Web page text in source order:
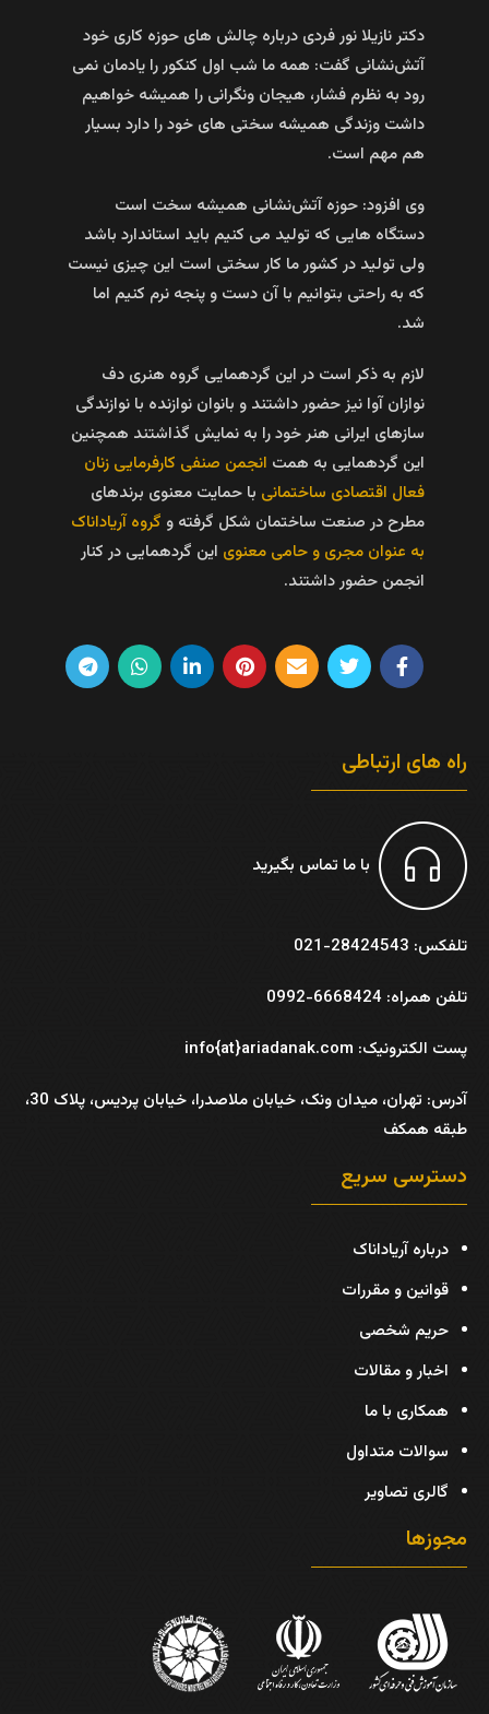
دکتر نازیلا نور فردی درباره چالش های حوزه کاری خود
آتش‌نشانی گفت: همه ما شب اول کنکور را یادمان نمی
رود به نظرم فشار، هیجان ونگرانی را همیشه خواهیم
داشت وزندگی همیشه سختی های خود را دارد بسیار
هم مهم است.
وی افزود: حوزه آتش‌نشانی همیشه سخت است
دستگاه‌ هایی که تولید می کنیم باید استاندارد باشد
ولی تولید در کشور ما کار سختی است این چیزی نیست
که به راحتی بتوانیم با آن دست و پنجه نرم کنیم اما
شد.
لازم به ذکر است در این گردهمایی گروه هنری دف
نوازان آوا نیز حضور داشتند و بانوان نوازنده با نوازندگی
سازهای‌ ایرانی هنر خود را به نمایش گذاشتند همچنین
این گردهمایی به همت انجمن صنفی کارفرمایی زنان
فعال اقتصادی ساختمانی با حمایت معنوی برندهای
مطرح در صنعت ساختمان شکل گرفته و گروه آریاداناک
به عنوان مجری و حامی معنوی این گردهمایی در کنار
انجمن حضور داشتند.
راه های ارتباطی
با ما تماس بگیرید
تلفکس: 28424543-021
تلفن همراه: 6668424-0992
پست الکترونیک: info{at}ariadanak.com
آدرس:
تهران، میدان ونک، خیابان ملاصدرا، خیابان پردیس، پلاک 30،
طبقه همکف
دسترسی سریع
درباره آریاداناک
قوانین و مقررات
حریم شخصی
اخبار و مقالات
همکاری با ما
سوالات متداول
گالری تصاویر
مجوزها